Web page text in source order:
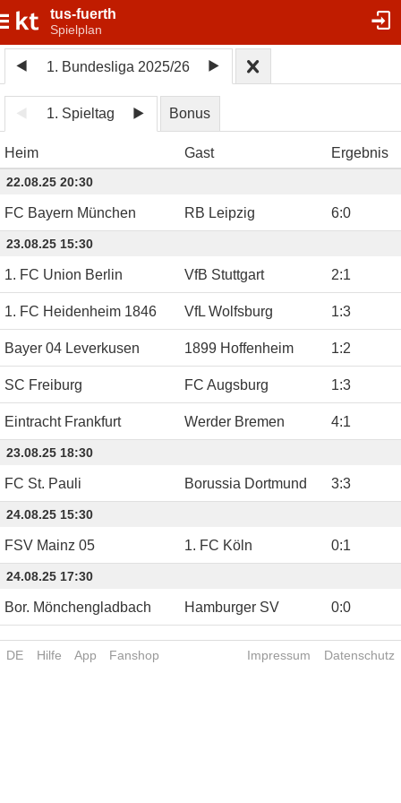
tus-fuerth
Spielplan
1. Bundesliga 2025/26
1. Spieltag Bonus
Heim Gast Ergebnis
22.08.25 20:30
FC Bayern München RB Leipzig 6:0
23.08.25 15:30
1. FC Union Berlin VfB Stuttgart 2:1
1. FC Heidenheim 1846 VfL Wolfsburg 1:3
Bayer 04 Leverkusen 1899 Hoffenheim 1:2
SC Freiburg FC Augsburg 1:3
Eintracht Frankfurt Werder Bremen 4:1
23.08.25 18:30
FC St. Pauli Borussia Dortmund 3:3
24.08.25 15:30
FSV Mainz 05 1. FC Köln 0:1
24.08.25 17:30
Bor. Mönchengladbach Hamburger SV 0:0
DE Hilfe App Fanshop Impressum Datenschutz